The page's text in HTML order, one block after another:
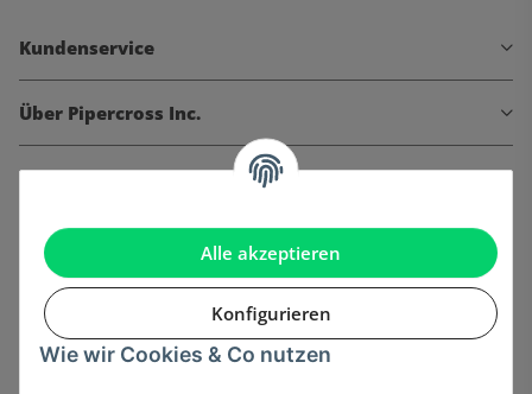
Alle akzeptieren
Konfigurieren
Wie wir Cookies & Co nutzen
Kundenservice
Über Pipercross Inc.
Informationen
Gesetzliche Informationen